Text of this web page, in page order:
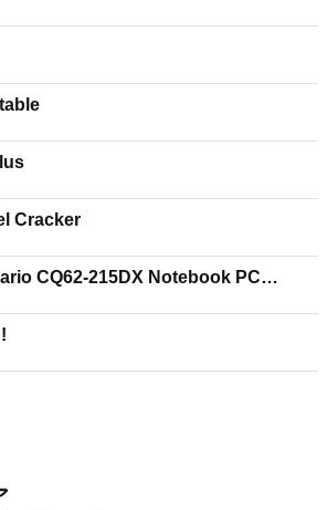
Cracker
CQ62-215DX Notebook PC